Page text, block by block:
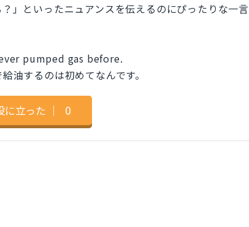
」といったニュアンスを伝えるのにぴったりな一言
pumped gas before.
油するのは初めてなんです。
に立った ｜ 0